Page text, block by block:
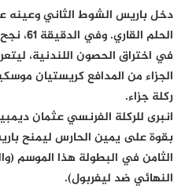
دخل باريس الشوط الثاني وعينه
الحلم
في اختراق الحصون اللندنية،
الجزاء من المدافع كريستيان
ركلة جزاء.
بقوة على يمين الحارس ليمنح
الثامن في البطولة هذا الموسم
النهائي ضد ليفربول).